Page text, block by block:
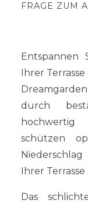
FRAGE ZUM
Ihrer
durch
hochwertig
schützen
Ihrer
Das